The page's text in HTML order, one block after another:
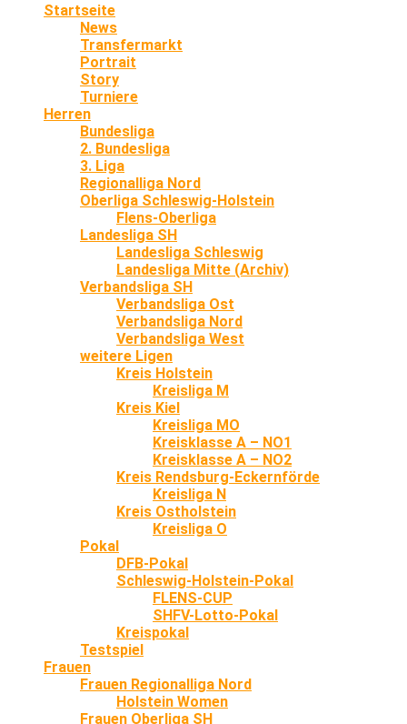
Startseite
News
Transfermarkt
Portrait
Story
Turniere
Herren
Bundesliga
2. Bundesliga
3. Liga
Regionalliga Nord
Oberliga Schleswig-Holstein
Flens-Oberliga
Landesliga SH
Landesliga Schleswig
Landesliga Mitte (Archiv)
Verbandsliga SH
Verbandsliga Ost
Verbandsliga Nord
Verbandsliga West
weitere Ligen
Kreis Holstein
Kreisliga M
Kreis Kiel
Kreisliga MO
Kreisklasse A – NO1
Kreisklasse A – NO2
Kreis Rendsburg-Eckernförde
Kreisliga N
Kreis Ostholstein
Kreisliga O
Pokal
DFB-Pokal
Schleswig-Holstein-Pokal
FLENS-CUP
SHFV-Lotto-Pokal
Kreispokal
Testspiel
Frauen
Frauen Regionalliga Nord
Holstein Women
Frauen Oberliga SH